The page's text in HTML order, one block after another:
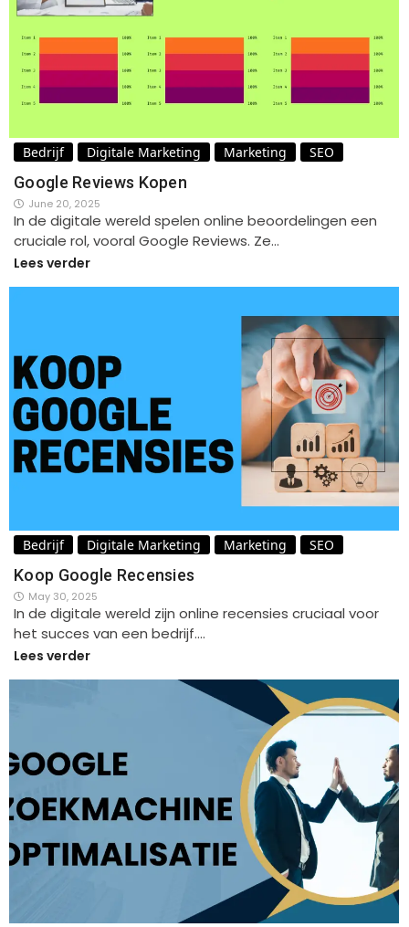
Bedrijf Digitale Marketing Marketing SEO
Google Reviews Kopen
June 20, 2025
In de digitale wereld spelen online beoordelingen een
cruciale rol, vooral Google Reviews. Ze…
Lees verder
Bedrijf Digitale Marketing Marketing SEO
Koop Google Recensies
May 30, 2025
In de digitale wereld zijn online recensies cruciaal voor
het succes van een bedrijf.…
Lees verder